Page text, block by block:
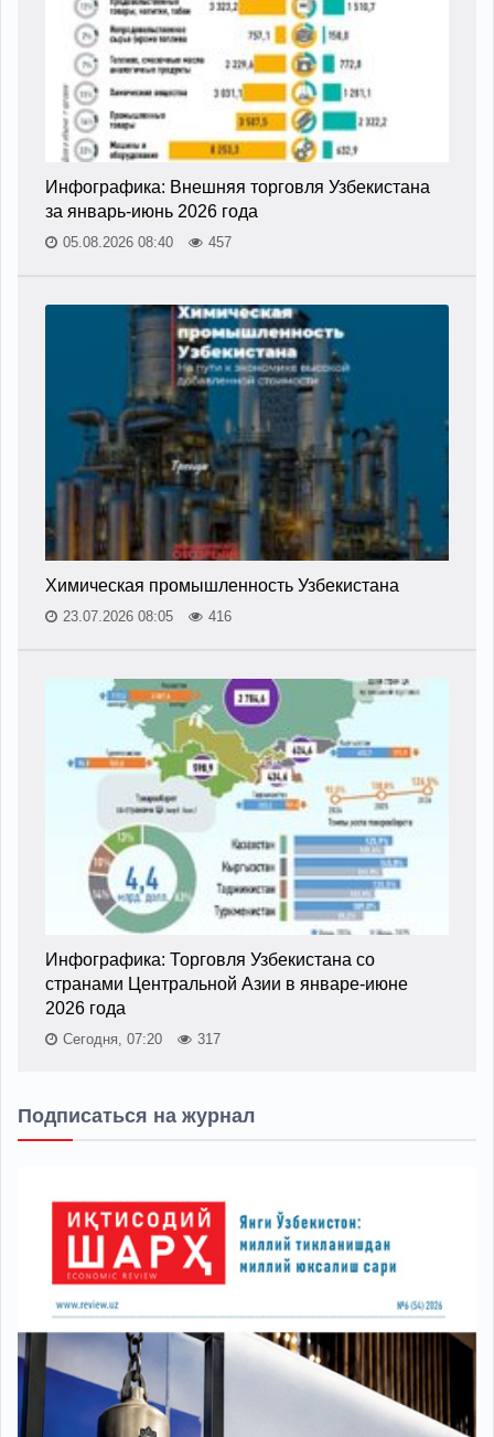
Инфографика: Внешняя торговля Узбекистана
за январь-июнь 2026 года
05.08.2026 08:40 457
Химическая промышленность Узбекистана
23.07.2026 08:05 416
Инфографика: Торговля Узбекистана со
странами Центральной Азии в январе-июне
2026 года
Сегодня, 07:20 317
Подписаться на журнал